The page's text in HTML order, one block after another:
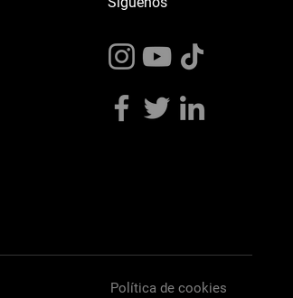
Política de cookies